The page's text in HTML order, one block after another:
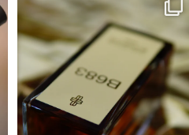
Marc-Antoine Barrois B683 - це
запах вечора в
19